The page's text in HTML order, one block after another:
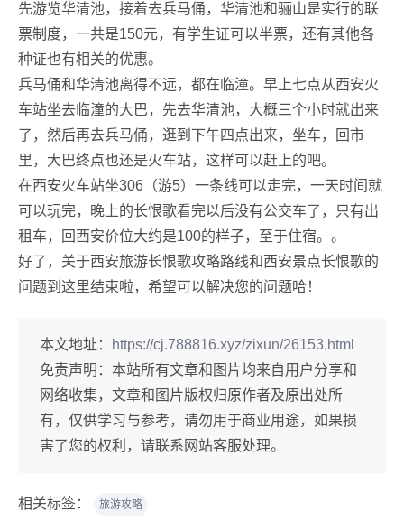
先游览华清池，接着去兵马俑，华清池和骊山是实行的联
票制度，一共是150元，有学生证可以半票，还有其他各
种证也有相关的优惠。
兵马俑和华清池离得不远，都在临潼。早上七点从西安火
车站坐去临潼的大巴，先去华清池，大概三个小时就出来
了，然后再去兵马俑，逛到下午四点出来，坐车，回市
里，大巴终点也还是火车站，这样可以赶上的吧。
在西安火车站坐306（游5）一条线可以走完，一天时间就
可以玩完，晚上的长恨歌看完以后没有公交车了，只有出
租车，回西安价位大约是100的样子，至于住宿。。
好了，关于西安旅游长恨歌攻略路线和西安景点长恨歌的
问题到这里结束啦，希望可以解决您的问题哈！
本文地址：
https://cj.788816.xyz/zixun/26153.html
免责声明： 本站所有文章和图片均来自用户分享和
网络收集，文章和图片版权归原作者及原出处所
有，仅供学习与参考，请勿用于商业用途，如果损
害了您的权利，请联系网站客服处理。
相关标签： 旅游攻略